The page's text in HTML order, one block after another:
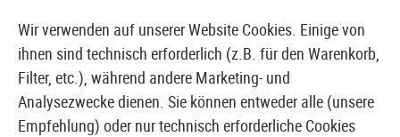
EUROPÄISCHER AIRSOFT SHOP & GROßHÄNDLER
Wir verwenden auf unserer Website Cookies. Einige von
ihnen sind technisch erforderlich (z.B. für den Warenkorb,
Filter, etc.), während andere Marketing- und
Analysezwecke dienen. Sie können entweder alle (unsere
Empfehlung) oder nur technisch erforderliche Cookies